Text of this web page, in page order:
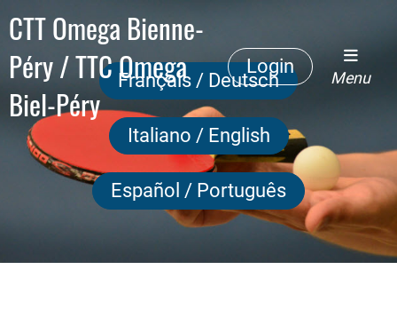
CTT Omega Bienne-
Péry / TTC Omega
Biel-Péry
Login
Menu
Français / Deutsch
Italiano / English
Español / Português